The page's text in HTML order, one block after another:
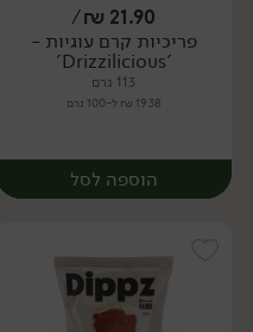
יח׳
21.90
₪
/
פריכיות קרם עוגיות -
'Drizzilicious'
113 גרם
19.38 ₪ ל-100 גרם
הוספה לסל